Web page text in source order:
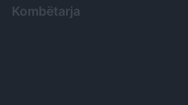
Kombëtarja